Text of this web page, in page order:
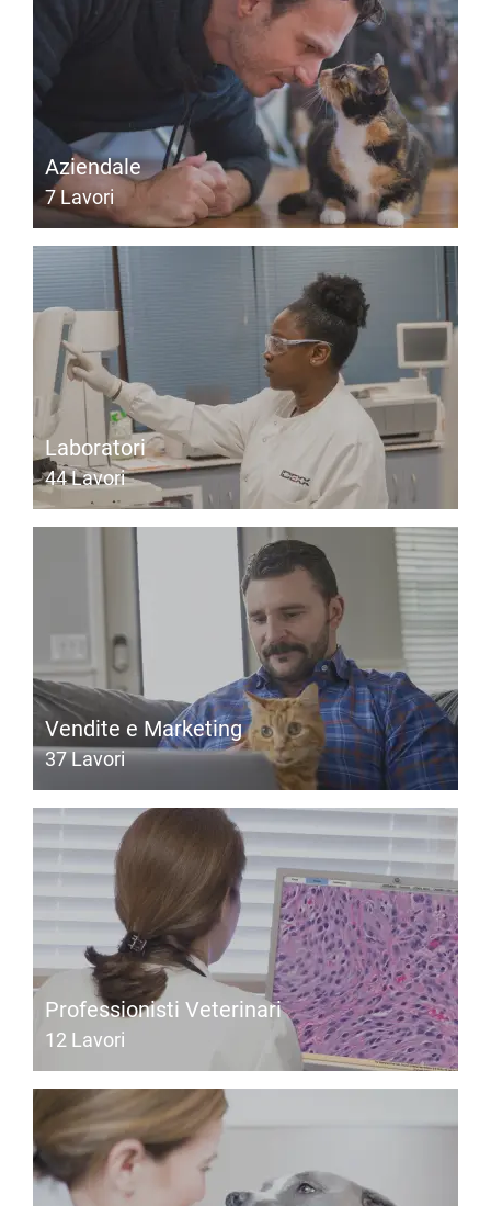
Aziendale
7Lavori
Laboratori
44Lavori
Vendite e Marketing
37Lavori
Professionisti Veterinari
12 Lavori